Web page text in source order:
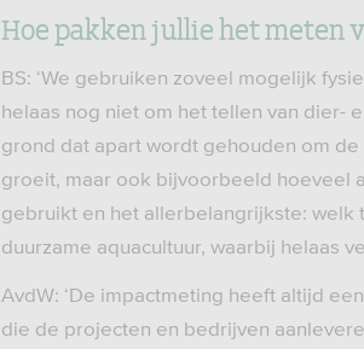
Hoe pakken jullie het
BS: ‘We gebruiken zoveel mogelijk
helaas nog niet om het tellen van dier-
grond dat apart wordt gehouden om
groeit, maar ook bijvoorbeeld hoeveel
gebruikt en het allerbelangrijkste: welk
duurzame aquacultuur, waarbij helaas
AvdW: ‘De impactmeting heeft altijd
die de projecten en bedrijven